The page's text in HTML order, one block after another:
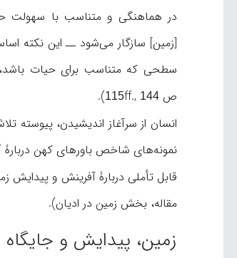
در هماهنگی و متناسب با سهولت
[زمین] سازگار می‌شود ــ این نکته
سطحی که متناسب برای حیات باشد،
ص
115ff., 144
).
انسان از سرآغاز اندیشیدن، پیوسته
نمونه‌های شاخص باورهای کهن دربارۀ
قابل تأملی دربارۀ آفرینش و پیدایش
مقاله، بخش زمین در ادیان).
زمین، پیدایش و